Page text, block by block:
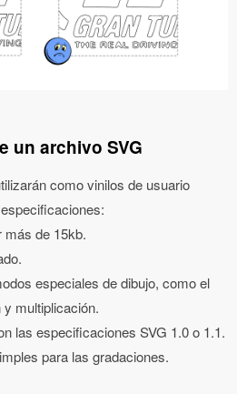
un archivo SVG
como vinilos de usuario
más de 15kb.
especiales de dibujo, como el
y multiplicación.
las especificaciones SVG 1.0 o 1.1.
para las gradaciones.